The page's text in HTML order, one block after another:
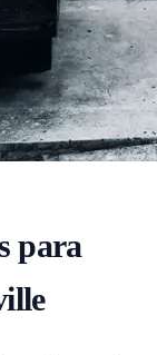
para